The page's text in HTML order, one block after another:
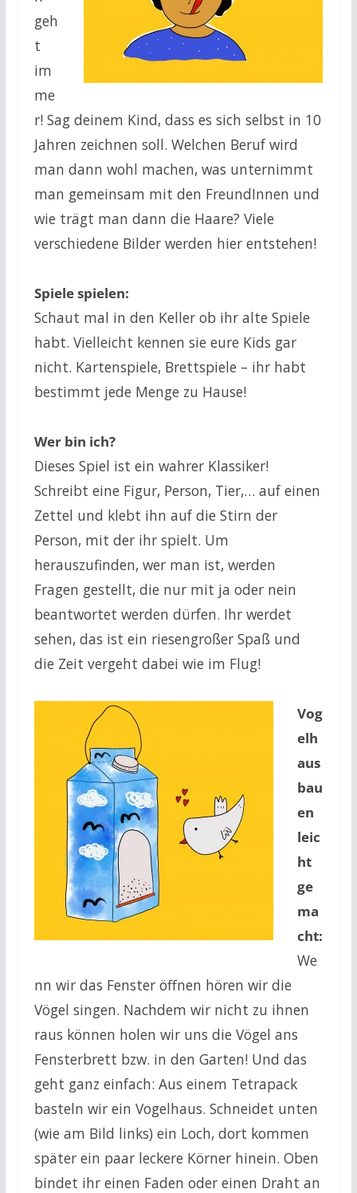
geh
t
im
me
r! Sag deinem Kind, dass es sich selbst in 10
Jahren zeichnen soll. Welchen Beruf wird
man dann wohl machen, was unternimmt
man gemeinsam mit den FreundInnen und
wie trägt man dann die Haare? Viele
verschiedene Bilder werden hier entstehen!
Spiele spielen:
Schaut mal in den Keller ob ihr alte Spiele
habt. Vielleicht kennen sie eure Kids gar
nicht. Kartenspiele, Brettspiele – ihr habt
bestimmt jede Menge zu Hause!
Wer bin ich?
Dieses Spiel ist ein wahrer Klassiker!
Schreibt eine Figur, Person, Tier,… auf einen
Zettel und klebt ihn auf die Stirn der
Person, mit der ihr spielt. Um
herauszufinden, wer man ist, werden
Fragen gestellt, die nur mit ja oder nein
beantwortet werden dürfen. Ihr werdet
sehen, das ist ein riesengroßer Spaß und
die Zeit vergeht dabei wie im Flug!
Vog
elh
aus
bau
en
leic
ht
ge
ma
cht:
We
nn wir das Fenster öffnen hören wir die
Vögel singen. Nachdem wir nicht zu ihnen
raus können holen wir uns die Vögel ans
Fensterbrett bzw. in den Garten! Und das
geht ganz einfach: Aus einem Tetrapack
basteln wir ein Vogelhaus. Schneidet unten
(wie am Bild links) ein Loch, dort kommen
später ein paar leckere Körner hinein. Oben
bindet ihr einen Faden oder einen Draht an